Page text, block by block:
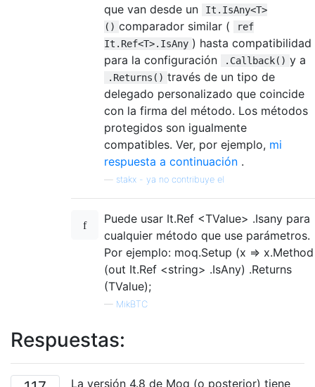
que van desde un
It.IsAny<T>
() comparador similar (
ref
It.Ref<T>.IsAny ) hasta compatibilidad
para la configuración
.Callback() y a
.Returns() través de un tipo de
delegado personalizado que coincide
con la firma del método. Los métodos
protegidos son igualmente
compatibles. Ver, por ejemplo, mi
respuesta a continuación .
stakx - ya no contribuye el
Puede usar It.Ref <TValue> .Isany para
cualquier método que use parámetros.
Por ejemplo: moq.Setup (x => x.Method
(out It.Ref <string> .IsAny) .Returns
(TValue);
— MikBTC
Respuestas:
La versión 4.8 de Moq (o posterior) tiene